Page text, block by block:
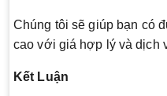
Chúng tôi sẽ giúp bạn có
cao với giá hợp lý và dịch
Kết Luận